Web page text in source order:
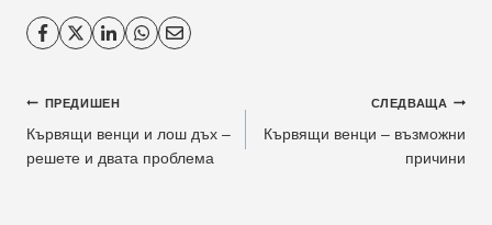
Навигация
ПРЕДИШЕН
Кървящи венци и лош дъх –
решете и двата проблема
СЛЕДВАЩА
Кървящи венци – възможни
причини